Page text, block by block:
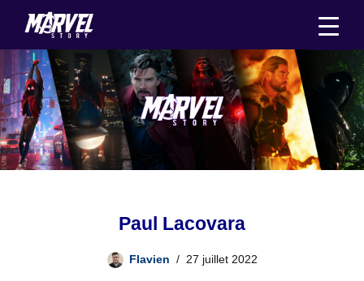
au
contenu
Paul Lacovara
Flavien 27 juillet 2022